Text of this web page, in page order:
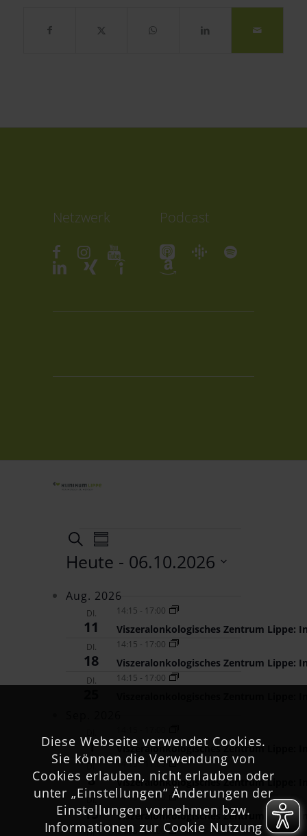
Netzwerk Podcast
VERANSTALTUNGEN
VERANSTALTUNGEN
SUCHE
ANSICHTEN,
NAVIGATION
SucheVeranstaltung
Ansichten-
Navigation
Zusammenfassung
Heute - 06.10.2026
auswählen.
Aug. 2026
DI.
11
14:15 - 17:00
Viszeralonkologisches Zentrum Lippe:
DI.
18
14:15 - 17:00
Viszeralonkologisches Zentrum Lippe:
DI. 14:15 - 17:00
1 Viszeralonkologisches Zentrum Lippe:
DI.
8
14:15 - 17:00
Viszeralonkologisches Zentrum Lippe:
DI.
15
14:15-17:00
Viszeralonkologisches Zentrum Lippe:
DI. 14:15 -17:00
Diese Webseite verwendet Cookies.
Sie können die Verwendung von
Cookies erlauben, nicht erlauben oder
unter „Einstellungen“ Änderungen der
Einstellungen vornehmen bzw.
Informationen zur Cookie Nutzung